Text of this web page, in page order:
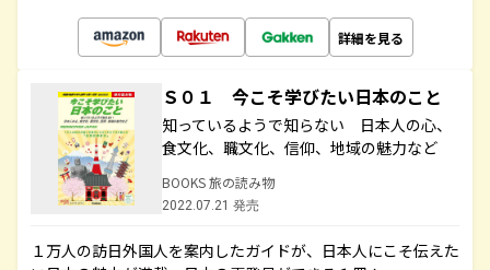
詳細を見る
Ｓ０１ 今こそ学びたい日本のこと
知っているようで知らない 日本人の心、
食文化、職文化、信仰、地域の魅力など
BOOKS 旅の読み物
2022.07.21 発売
１万人の訪日外国人を案内したガイドが、日本人にこそ伝えた